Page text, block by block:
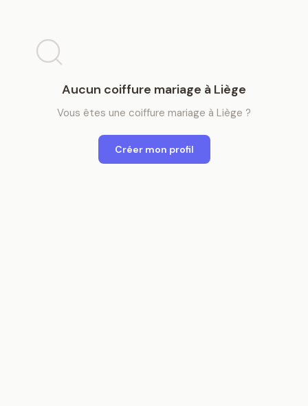
Aucun coiffure mariage à Liège
Vous êtes une coiffure mariage à Liège ?
Créer mon profil